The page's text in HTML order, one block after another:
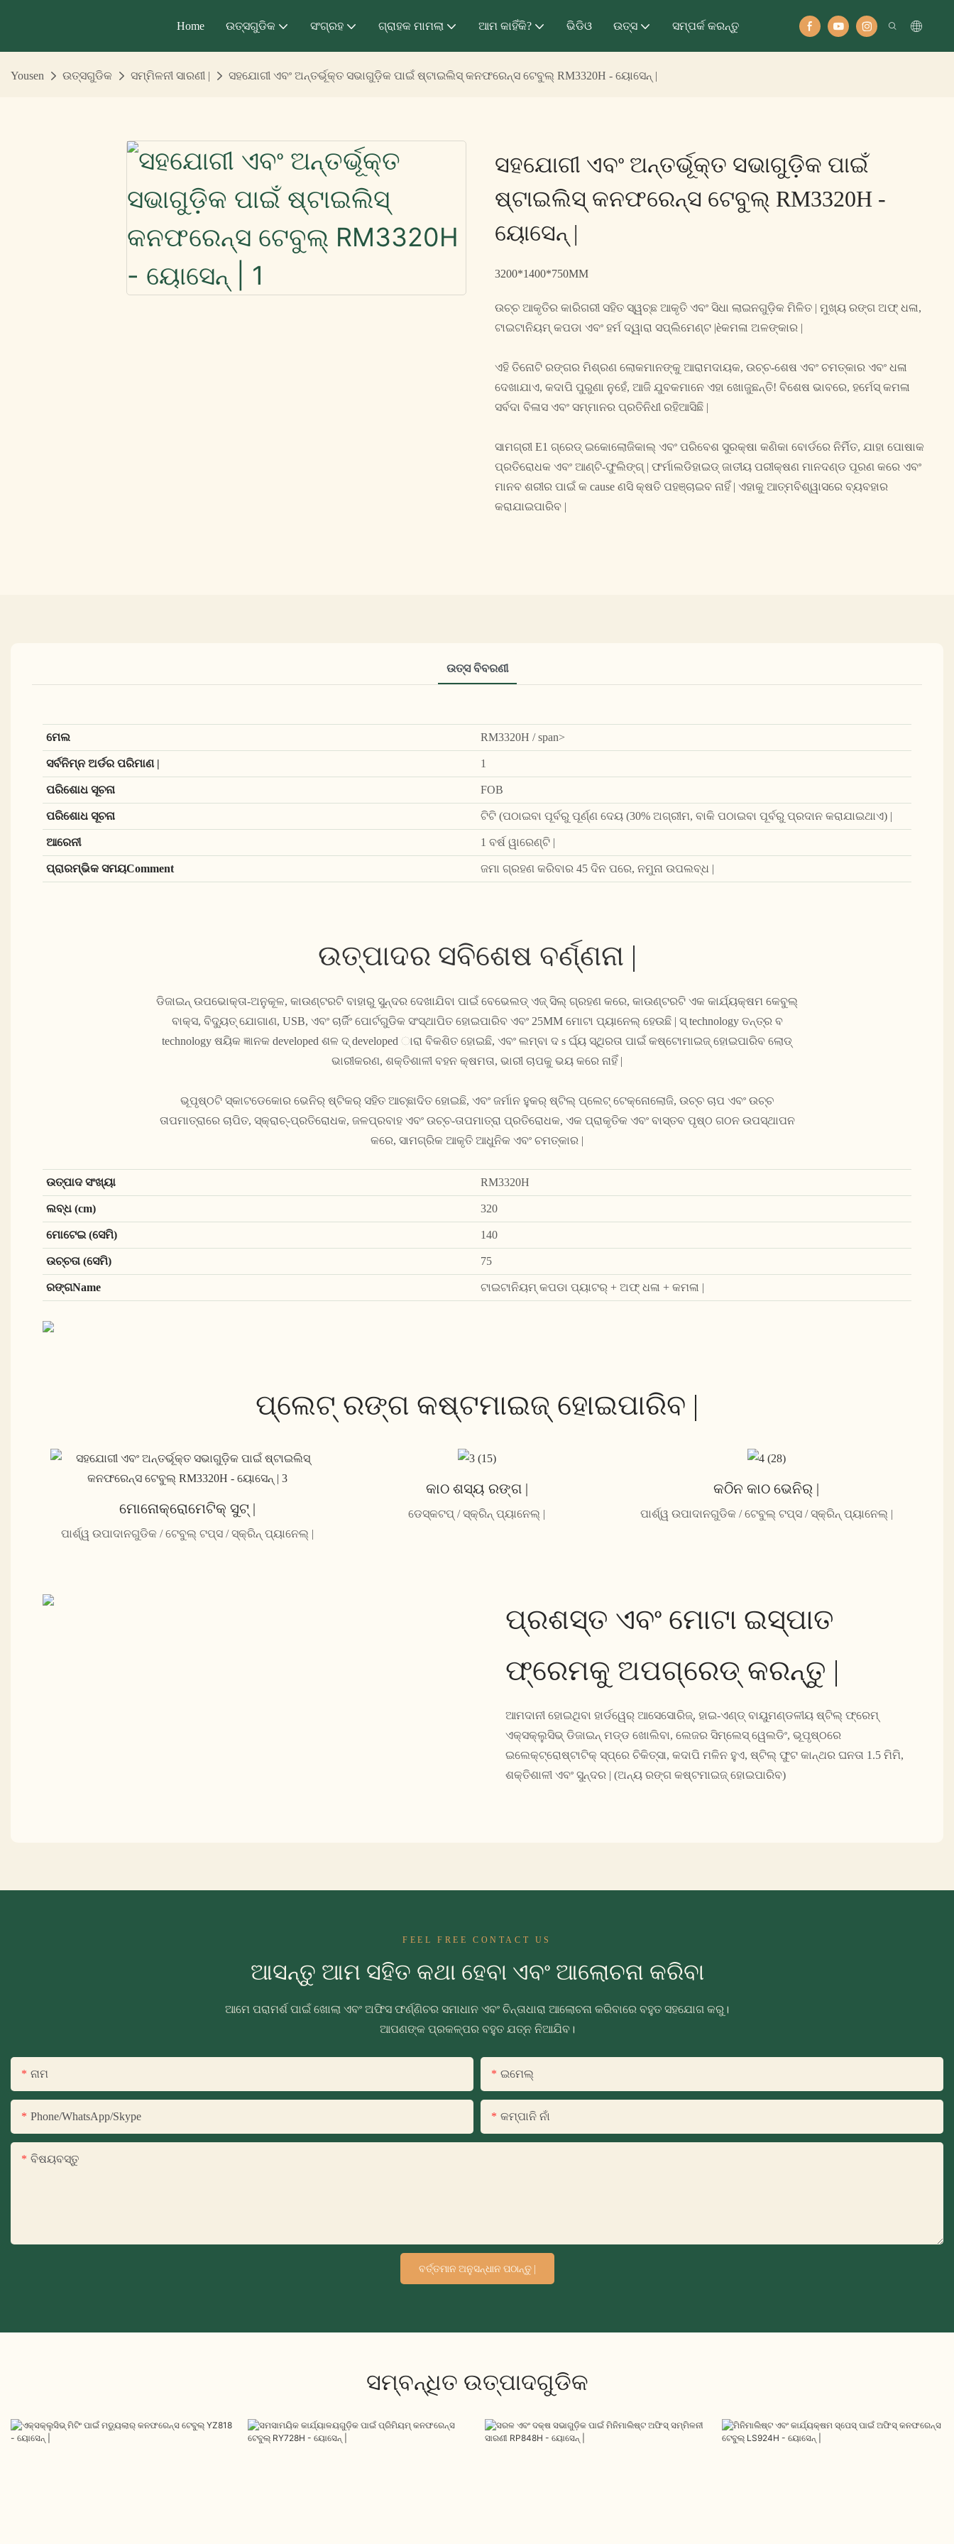
Home ଉତ୍ସଗୁଡିକ ସଂଗ୍ରହ ଗ୍ରାହକ ମାମଲା ଆମ କାହିଁକି? ଭିଡିଓ ଉତ୍ସ ସମ୍ପର୍କ କରନ୍ତୁ
Yousen ଉତ୍ସଗୁଡିକ ସମ୍ମିଳନୀ ସାରଣୀ | ସହଯୋଗୀ ଏବଂ ଅନ୍ତର୍ଭୂକ୍ତ ସଭାଗୁଡ଼ିକ ପାଇଁ ଷ୍ଟାଇଲିସ୍ କନଫରେନ୍ସ ଟେବୁଲ୍ RM3320H - ୟୋସେନ୍ |
ସହଯୋଗୀ ଏବଂ ଅନ୍ତର୍ଭୂକ୍ତ ସଭାଗୁଡ଼ିକ ପାଇଁ
ଷ୍ଟାଇଲିସ୍ କନଫରେନ୍ସ ଟେବୁଲ୍ RM3320H -
ୟୋସେନ୍ |
3200*1400*750MM
ଉଚ୍ଚ ଆକୃତିର କାରିଗରୀ ସହିତ ସ୍ୱଚ୍ଛ ଆକୃତି ଏବଂ ସିଧା ଲାଇନଗୁଡ଼ିକ ମିଳିତ | ମୁଖ୍ୟ ରଙ୍ଗ ଅଫ୍ ଧଳା,
ଟାଇଟାନିୟମ୍ କପଡା ଏବଂ ହର୍ମ ଦ୍ୱାରା ସପ୍ଲିମେଣ୍ଟ |èକମଳା ଅଳଙ୍କାର |
ଏହି ତିନୋଟି ରଙ୍ଗର ମିଶ୍ରଣ ଲୋକମାନଙ୍କୁ ଆରାମଦାୟକ, ଉଚ୍ଚ-ଶେଷ ଏବଂ ଚମତ୍କାର ଏବଂ ଧଳା
ଦେଖାଯାଏ, କଦାପି ପୁରୁଣା ନୁହେଁ, ଆଜି ଯୁବକମାନେ ଏହା ଖୋଜୁଛନ୍ତି! ବିଶେଷ ଭାବରେ, ହର୍ମେସ୍ କମଳା
ସର୍ବଦା ବିଳାସ ଏବଂ ସମ୍ମାନର ପ୍ରତିନିଧୀ ରହିଆସିଛି |
ସାମଗ୍ରୀ E1 ଗ୍ରେଡ୍ ଇକୋଲୋଜିକାଲ୍ ଏବଂ ପରିବେଶ ସୁରକ୍ଷା କଣିକା ବୋର୍ଡରେ ନିର୍ମିତ, ଯାହା ପୋଷାକ
ପ୍ରତିରୋଧକ ଏବଂ ଆଣ୍ଟି-ଫୁଲିଙ୍ଗ୍ | ଫର୍ମାଲଡିହାଇଡ୍ ଜାତୀୟ ପରୀକ୍ଷଣ ମାନଦଣ୍ଡ ପୂରଣ କରେ ଏବଂ
ମାନବ ଶରୀର ପାଇଁ କ cause ଣସି କ୍ଷତି ପହଞ୍ଚାଇବ ନାହିଁ | ଏହାକୁ ଆତ୍ମବିଶ୍ୱାସରେ ବ୍ୟବହାର
କରାଯାଇପାରିବ |
ଉତ୍ସ ବିବରଣୀ
ମେଲ
RM3320H / span>
ସର୍ବନିମ୍ନ ଅର୍ଡର ପରିମାଣ |
1
ପରିଶୋଧ ସୂଚନା
FOB
ପରିଶୋଧ ସୂଚନା
ଟିଟି (ପଠାଇବା ପୂର୍ବରୁ ପୂର୍ଣ୍ଣ ଦେୟ (30% ଅଗ୍ରୀମ, ବାକି ପଠାଇବା ପୂର୍ବରୁ ପ୍ରଦାନ କରାଯାଇଥାଏ) |
ଆରେନୀ
1 ବର୍ଷ ୱାରେଣ୍ଟି |
ପ୍ରାରମ୍ଭିକ ସମୟComment
ଜମା ଗ୍ରହଣ କରିବାର 45 ଦିନ ପରେ, ନମୁନା ଉପଲବ୍ଧ |
ଉତ୍ପାଦର ସବିଶେଷ ବର୍ଣ୍ଣନା |
ଡିଜାଇନ୍ ଉପଭୋକ୍ତା-ଅନୁକୂଳ, କାଉଣ୍ଟରଟି ବାହାରୁ ସୁନ୍ଦର ଦେଖାଯିବା ପାଇଁ ବେଭେଲଡ୍ ଏଜ୍ ସିଲ୍ ଗ୍ରହଣ କରେ, କାଉଣ୍ଟରଟି ଏକ କାର୍ଯ୍ୟକ୍ଷମ କେବୁଲ୍
ବାକ୍ସ, ବିଦ୍ୟୁତ୍ ଯୋଗାଣ, USB, ଏବଂ ଚାର୍ଜିଂ ପୋର୍ଟଗୁଡିକ ସଂସ୍ଥାପିତ ହୋଇପାରିବ ଏବଂ 25MM ମୋଟା ପ୍ୟାନେଲ୍ ହେଉଛି | ସ୍ technology ତନ୍ତ୍ର ବ
technology ଷୟିକ ଜ୍ଞାନକ developed ଶଳ ଦ୍ developed ାରା ବିକଶିତ ହୋଇଛି, ଏବଂ ଲମ୍ବା ଦ s ର୍ଘ୍ୟ ସ୍ଥିରତା ପାଇଁ କଷ୍ଟୋମାଇଜ୍ ହୋଇପାରିବ ଲୋଡ୍
ଭାରୀକରଣ, ଶକ୍ତିଶାଳୀ ବହନ କ୍ଷମତା, ଭାରୀ ଚାପକୁ ଭୟ କରେ ନାହିଁ |
ଭୂପୃଷ୍ଠଟି ସ୍କାଟଡେକୋର ଭେନିର୍ ଷ୍ଟିକର୍ ସହିତ ଆଚ୍ଛାଦିତ ହୋଇଛି, ଏବଂ ଜର୍ମାନ ହୁକର୍ ଷ୍ଟିଲ୍ ପ୍ଲେଟ୍ ଟେକ୍ନୋଲୋଜି, ଉଚ୍ଚ ଚାପ ଏବଂ ଉଚ୍ଚ
ତାପମାତ୍ରାରେ ଚାପିତ, ସ୍କ୍ରାଚ୍-ପ୍ରତିରୋଧକ, ଜଳପ୍ରବାହ ଏବଂ ଉଚ୍ଚ-ତାପମାତ୍ରା ପ୍ରତିରୋଧକ, ଏକ ପ୍ରାକୃତିକ ଏବଂ ବାସ୍ତବ ପୃଷ୍ଠ ଗଠନ ଉପସ୍ଥାପନ
କରେ, ସାମଗ୍ରିକ ଆକୃତି ଆଧୁନିକ ଏବଂ ଚମତ୍କାର |
ଉତ୍ପାଦ ସଂଖ୍ୟା
RM3320H
ଲବ୍ଧ (cm)
320
ମୋଟେଇ (ସେମି)
140
ଉଚ୍ଚତା (ସେମି)
75
ରଙ୍ଗName
ଟାଇଟାନିୟମ୍ କପଡା ପ୍ୟାଟର୍ + ଅଫ୍ ଧଳା + କମଳା |
ପ୍ଲେଟ୍ ରଙ୍ଗ କଷ୍ଟମାଇଜ୍ ହୋଇପାରିବ |
ମୋନୋକ୍ରୋମେଟିକ୍ ସୁଟ୍ |
ପାର୍ଶ୍ୱ ଉପାଦାନଗୁଡିକ / ଟେବୁଲ୍ ଟପ୍ସ / ସ୍କ୍ରିନ୍ ପ୍ୟାନେଲ୍ |
କାଠ ଶସ୍ୟ ରଙ୍ଗ |
ଡେସ୍କଟପ୍ / ସ୍କ୍ରିନ୍ ପ୍ୟାନେଲ୍ |
କଠିନ କାଠ ଭେନିର୍ |
ପାର୍ଶ୍ୱ ଉପାଦାନଗୁଡିକ / ଟେବୁଲ୍ ଟପ୍ସ / ସ୍କ୍ରିନ୍ ପ୍ୟାନେଲ୍ |
ପ୍ରଶସ୍ତ ଏବଂ ମୋଟା ଇସ୍ପାତ
ଫ୍ରେମକୁ ଅପଗ୍ରେଡ୍ କରନ୍ତୁ |
ଆମଦାନୀ ହୋଇଥିବା ହାର୍ଡୱେର୍ ଆସେସୋରିଜ୍, ହାଇ-ଏଣ୍ଡ୍ ବାୟୁମଣ୍ଡଳୀୟ ଷ୍ଟିଲ୍ ଫ୍ରେମ୍
ଏକ୍ସକ୍ଲୁସିଭ୍ ଡିଜାଇନ୍ ମଡ୍ଡ ଖୋଲିବା, ଲେଜର ସିମ୍ଲେସ୍ ୱେଲଡିଂ, ଭୂପୃଷ୍ଠରେ
ଇଲେକ୍ଟ୍ରୋଷ୍ଟାଟିକ୍ ସ୍ପ୍ରେ ଚିକିତ୍ସା, କଦାପି ମଳିନ ହୁଏ, ଷ୍ଟିଲ୍ ଫୁଟ କାନ୍ଥର ଘନତା 1.5 ମିମି,
ଶକ୍ତିଶାଳୀ ଏବଂ ସୁନ୍ଦର | (ଅନ୍ୟ ରଙ୍ଗ କଷ୍ଟମାଇଜ୍ ହୋଇପାରିବ)
FEEL FREE CONTACT US
ଆସନ୍ତୁ ଆମ ସହିତ କଥା ହେବା ଏବଂ ଆଲୋଚନା କରିବା
ଆମେ ପରାମର୍ଶ ପାଇଁ ଖୋଲା ଏବଂ ଅଫିସ ଫର୍ଣ୍ଣିଚର ସମାଧାନ ଏବଂ ଚିନ୍ତାଧାରା ଆଲୋଚନା କରିବାରେ ବହୁତ ସହଯୋଗ କରୁ।
ଆପଣଙ୍କ ପ୍ରକଳ୍ପର ବହୁତ ଯତ୍ନ ନିଆଯିବ।
ନାମ ଇମେଲ୍
Phone/WhatsApp/Skype କମ୍ପାନି ନାଁ
ବିଷୟବସ୍ତୁ
ବର୍ତ୍ତମାନ ଅନୁସନ୍ଧାନ ପଠାନ୍ତୁ |
ସମ୍ବନ୍ଧିତ ଉତ୍ପାଦଗୁଡିକ